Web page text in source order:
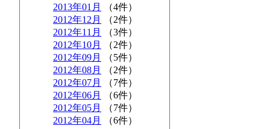
2013年01月
（4件）
2012年12月
（2件）
2012年11月
（3件）
2012年10月
（2件）
2012年09月
（5件）
2012年08月
（2件）
2012年07月
（7件）
2012年06月
（6件）
2012年05月
（7件）
2012年04月
（6件）